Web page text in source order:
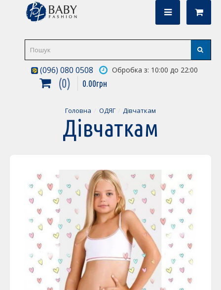
(096) 080 0508 Обробка з: 10:00 до 22:00
0 0.00грн
Головна ОДЯГ Дівчаткам
Дівчаткам